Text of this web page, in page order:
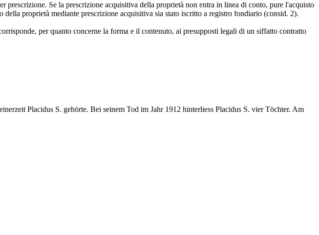
prescrizione. Se la prescrizione acquisitiva della proprietà non entra in linea di conto, pure l'acquisto
proprietà mediante prescrizione acquisitiva sia stato iscritto a registro fondiario (consid. 2).
per quanto concerne la forma e il contenuto, ai presupposti legali di un siffatto contratto
Placidus S. gehörte. Bei seinem Tod im Jahr 1912 hinterliess Placidus S. vier Töchter. Am